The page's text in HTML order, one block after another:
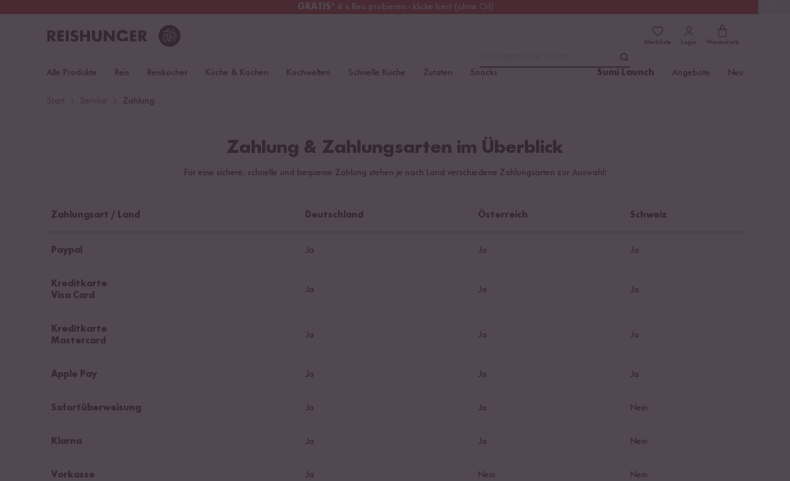
GRATIS* 4 x Reis probieren - klicke hier! (ohne CH)
Alle Zölle & Steuern inklusive
Merkliste Login Warenkorb
Alle Produkte Reis Reiskocher Küche & Kochen Kochwelten Schnelle Küche Zutaten Snacks Sumi Launch Angebote Neu
Zahlung
Zahlung & Zahlungsarten im Überblick
Für eine sichere, schnelle und bequeme Zahlung stehen je nach Land verschiedene Zahlungsarten zur Auswahl:
Zahlungsart / Land Deutschland Österreich Schweiz
Paypal Ja Ja Ja
Kreditkarte
Visa Card
Ja Ja Ja
Kreditkarte
Mastercard
Ja Ja Ja
Apple Pay Ja Ja Ja
Sofortüberweisung Ja Ja Nein
Klarna Ja Ja Nein
Vorkasse Ja Nein Nein